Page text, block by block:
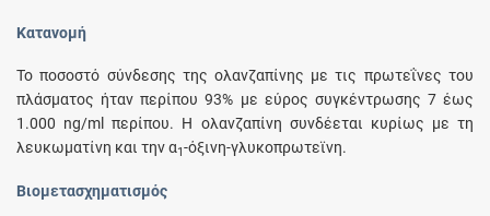
Κατανομή
Το ποσοστό σύνδεσης της ολανζαπίνης με τις πρωτεΐνες του
πλάσματος ήταν περίπου 93% με εύρος συγκέντρωσης 7 έως
1.000 ng/ml περίπου. H ολανζαπίνη συνδέεται κυρίως με τη
λευκωματίνη και την α1-όξινη-γλυκοπρωτεϊνη.
Βιομετασχηματισμός